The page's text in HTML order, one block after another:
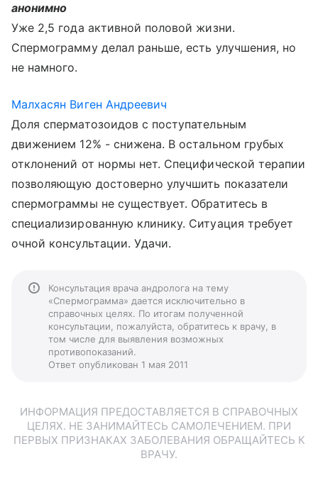
анонимно
Уже 2,5 года активной половой жизни.
Спермограмму делал раньше, есть улучшения, но
не намного.
Малхасян Виген Андреевич
Доля сперматозоидов с поступательным
движением 12% - снижена. В остальном грубых
отклонений от нормы нет. Специфической терапии
позволяющую достоверно улучшить показатели
спермограммы не существует. Обратитесь в
специализированную клинику. Ситуация требует
очной консультации. Удачи.
Консультация врача андролога на тему
«Спермограмма» дается исключительно в
справочных целях. По итогам полученной
консультации, пожалуйста, обратитесь к врачу, в
том числе для выявления возможных
противопоказаний.
Ответ опубликован 1 мая 2011
ИНФОРМАЦИЯ ПРЕДОСТАВЛЯЕТСЯ В СПРАВОЧНЫХ
ЦЕЛЯХ. НЕ ЗАНИМАЙТЕСЬ САМОЛЕЧЕНИЕМ. ПРИ
ПЕРВЫХ ПРИЗНАКАХ ЗАБОЛЕВАНИЯ ОБРАЩАЙТЕСЬ К
ВРАЧУ.